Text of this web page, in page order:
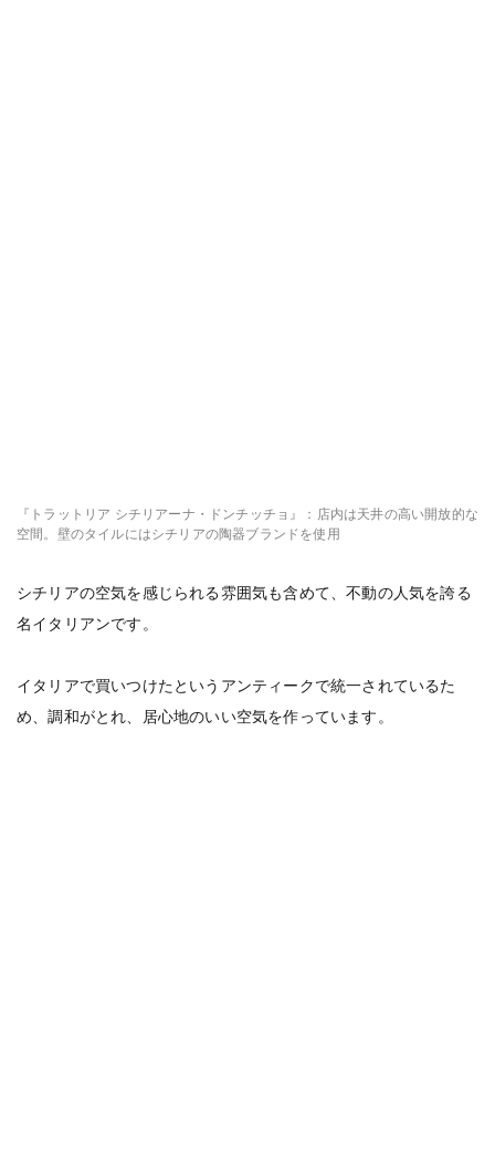
『トラットリア シチリアーナ・ドンチッチョ』：店内は天井の高い開放的な
空間。壁のタイルにはシチリアの陶器ブランドを使用
シチリアの空気を感じられる雰囲気も含めて、不動の人気を誇る
名イタリアンです。
イタリアで買いつけたというアンティークで統一されているた
め、調和がとれ、居心地のいい空気を作っています。